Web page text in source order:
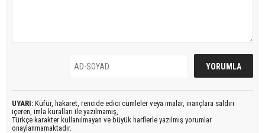
UYARI: Küfür, hakaret, rencide edici cümleler veya imalar, inançlara saldırı
içeren, imla kuralları ile yazılmamış,
Türkçe karakter kullanılmayan ve büyük harflerle yazılmış yorumlar
onaylanmamaktadır.